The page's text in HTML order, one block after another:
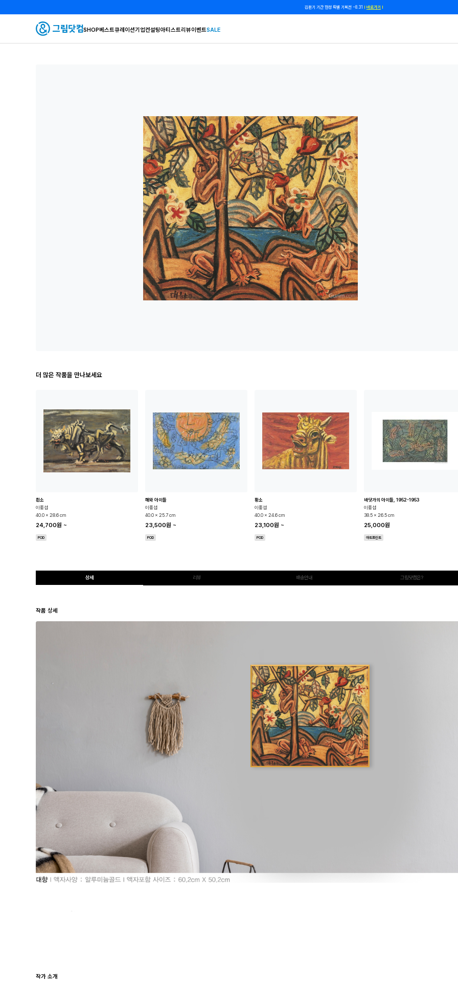
쿠폰 줄게, 친구 하자! 카카오톡 친구 추가하고 할인 쿠폰 받자!
SHOP베스트큐레이션기업컨설팅아티스트리뷰이벤트SALE
더 많은 작품을 만나보세요
흰소
이중섭
40.0 x 28.6 cm
24,700원 ~
POD
해와 아이들
이중섭
40.0 x 25.7 cm
23,500원 ~
POD
황소
이중섭
40.0 x 24.6 cm
23,100원 ~
POD
바닷가의 아이들, 1952-1953
이중섭
38.5 x 26.5 cm
25,000원
아트프린트
상세 리뷰 배송안내 그림닷컴은?
작품 상세
작가 소개